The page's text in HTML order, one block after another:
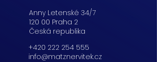
Anny Letenské 34/7
120 00 Praha 2
Česká republika
+420 222 254 555
info@matznervitek.cz